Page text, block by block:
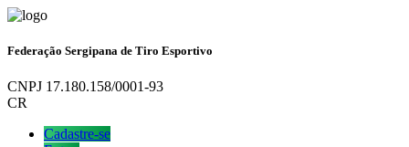
Federação Sergipana de Tiro Esportivo
CNPJ 17.180.158/0001-93
CR
Cadastre-se